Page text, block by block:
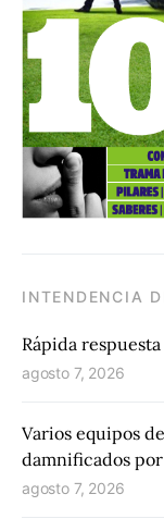
INTENDENCIA
Rápida
agosto 7, 2026
Varios equipos
damnificados
agosto 7, 2026